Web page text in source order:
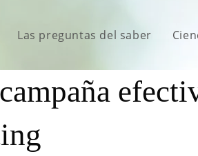
Las preguntas del saber